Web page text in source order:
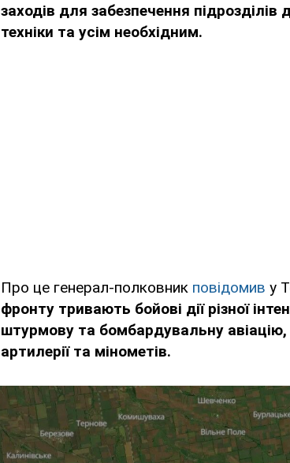
заходів для забезпечення
техніки та усім необхідним.
Про це генерал-полковник повідомив у
фронту тривають бойові дії різної
штурмову та бомбардувальну авіацію,
артилерії та мінометів.